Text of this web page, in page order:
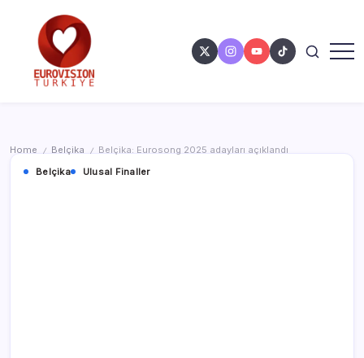
Home / Belçika /
Belçika: Eurosong 2025 adayları açıklandı
Belçika
Ulusal Finaller